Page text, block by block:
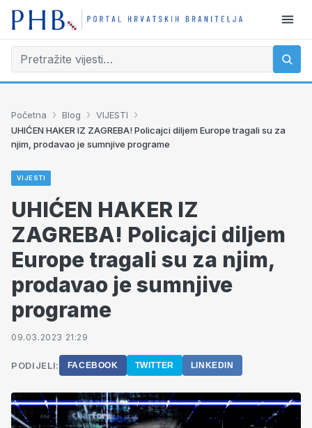
Početna › Blog › VIJESTI ›
UHIĆEN HAKER IZ ZAGREBA! Policajci diljem Europe tragali su za
njim, prodavao je sumnjive programe
VIJESTI
UHIĆEN HAKER IZ
ZAGREBA! Policajci diljem
Europe tragali su za njim,
prodavao je sumnjive
programe
09.03.2023 21:29
PODIJELI: FACEBOOK TWITTER LINKEDIN